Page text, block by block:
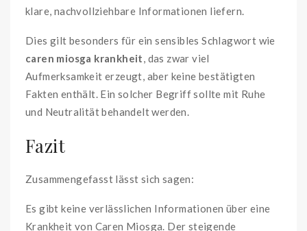
klare, nachvollziehbare Informationen liefern.
Dies gilt besonders für ein sensibles Schlagwort wie
caren miosga krankheit, das zwar viel
Aufmerksamkeit erzeugt, aber keine bestätigten
Fakten enthält. Ein solcher Begriff sollte mit Ruhe
und Neutralität behandelt werden.
Fazit
Zusammengefasst lässt sich sagen:
Es gibt keine verlässlichen Informationen über eine
Krankheit von Caren Miosga. Der steigende